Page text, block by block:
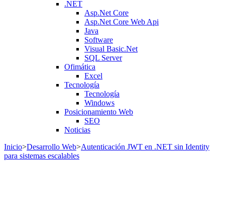
.NET
Asp.Net Core
Asp.Net Core Web Api
Java
Software
Visual Basic.Net
SQL Server
Ofimática
Excel
Tecnología
Tecnología
Windows
Posicionamiento Web
SEO
Noticias
Inicio>Desarrollo Web>Autenticación JWT en .NET sin Identity
para sistemas escalables